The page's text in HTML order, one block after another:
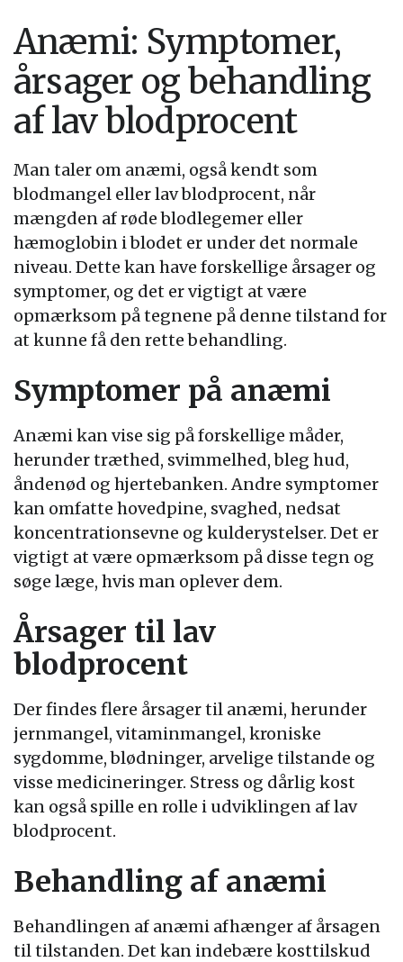
Anæmi: Symptomer,
årsager og behandling
af lav blodprocent
Man taler om anæmi, også kendt som
blodmangel eller lav blodprocent, når
mængden af røde blodlegemer eller
hæmoglobin i blodet er under det normale
niveau. Dette kan have forskellige årsager og
symptomer, og det er vigtigt at være
opmærksom på tegnene på denne tilstand for
at kunne få den rette behandling.
Symptomer på anæmi
Anæmi kan vise sig på forskellige måder,
herunder træthed, svimmelhed, bleg hud,
åndenød og hjertebanken. Andre symptomer
kan omfatte hovedpine, svaghed, nedsat
koncentrationsevne og kulderystelser. Det er
vigtigt at være opmærksom på disse tegn og
søge læge, hvis man oplever dem.
Årsager til lav
blodprocent
Der findes flere årsager til anæmi, herunder
jernmangel, vitaminmangel, kroniske
sygdomme, blødninger, arvelige tilstande og
visse medicineringer. Stress og dårlig kost
kan også spille en rolle i udviklingen af lav
blodprocent.
Behandling af anæmi
Behandlingen af anæmi afhænger af årsagen
til tilstanden. Det kan indebære kosttilskud